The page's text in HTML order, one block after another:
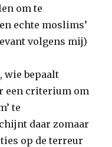
om te
echte moslims’
volgens mij)
wie bepaalt
een criterium om
te
daar zomaar
op de terreur